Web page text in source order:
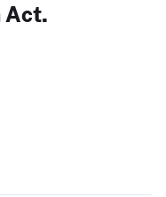
Act.